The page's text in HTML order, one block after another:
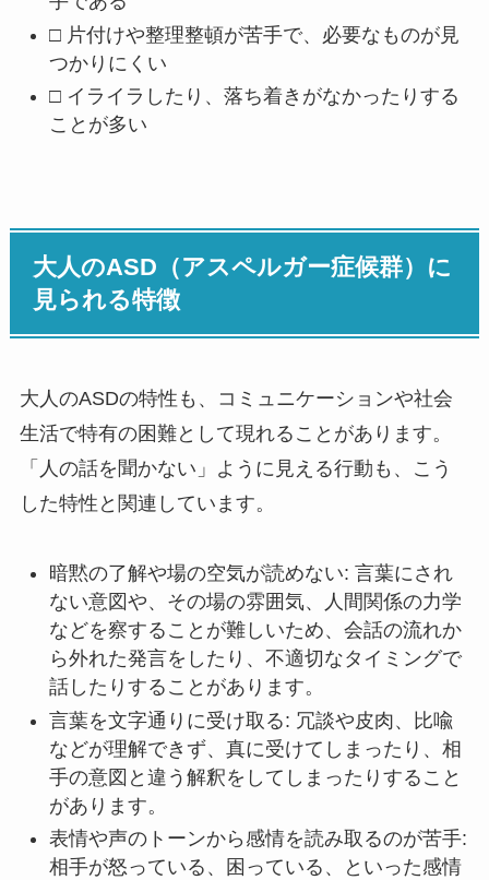
□ 片付けや整理整頓が苦手で、必要なものが見
つかりにくい
□ イライラしたり、落ち着きがなかったりする
ことが多い
大人のASD（アスペルガー症候群）に
見られる特徴
大人のASDの特性も、コミュニケーションや社会
生活で特有の困難として現れることがあります。
「人の話を聞かない」ように見える行動も、こう
した特性と関連しています。
暗黙の了解や場の空気が読めない: 言葉にされ
ない意図や、その場の雰囲気、人間関係の力学
などを察することが難しいため、会話の流れか
ら外れた発言をしたり、不適切なタイミングで
話したりすることがあります。
言葉を文字通りに受け取る: 冗談や皮肉、比喩
などが理解できず、真に受けてしまったり、相
手の意図と違う解釈をしてしまったりすること
があります。
表情や声のトーンから感情を読み取るのが苦手:
相手が怒っている、困っている、といった感情